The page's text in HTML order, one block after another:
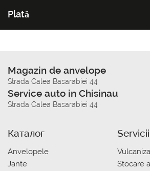
Plată
Magazin de anvelope
Strada Calea Basarabiei 44
Service auto in Chisinau
Strada Calea Basarabiei 44
Каталог
Anvelopele
Jante
Servicii
Stocare